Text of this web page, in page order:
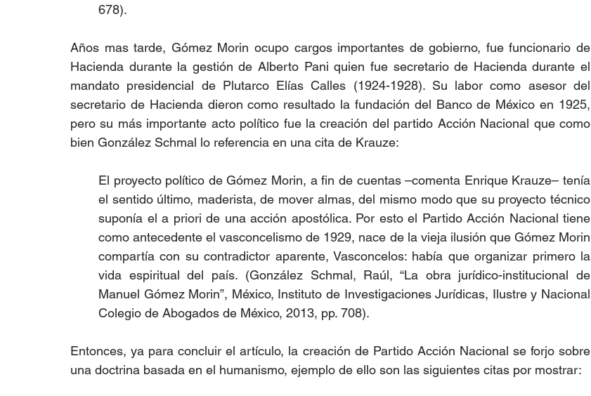
678).
Años mas tarde, Gómez Morin ocupo cargos importantes de gobierno, fue funcionario de
Hacienda durante la gestión de Alberto Pani quien fue secretario de Hacienda durante el
mandato presidencial de Plutarco Elías Calles (1924-1928). Su labor como asesor del
secretario de Hacienda dieron como resultado la fundación del Banco de México en 1925,
pero su más importante acto político fue la creación del partido Acción Nacional que como
bien González Schmal lo referencia en una cita de Krauze:
El proyecto político de Gómez Morin, a fin de cuentas –comenta Enrique Krauze– tenía
el sentido último, maderista, de mover almas, del mismo modo que su proyecto técnico
suponía el a priori de una acción apostólica. Por esto el Partido Acción Nacional tiene
como antecedente el vasconcelismo de 1929, nace de la vieja ilusión que Gómez Morin
compartía con su contradictor aparente, Vasconcelos: había que organizar primero la
vida espiritual del país. (González Schmal, Raúl, “La obra jurídico-institucional de
Manuel Gómez Morin”, México, Instituto de Investigaciones Jurídicas, Ilustre y Nacional
Colegio de Abogados de México, 2013, pp. 708).
Entonces, ya para concluir el artículo, la creación de Partido Acción Nacional se forjo sobre
una doctrina basada en el humanismo, ejemplo de ello son las siguientes citas por mostrar: